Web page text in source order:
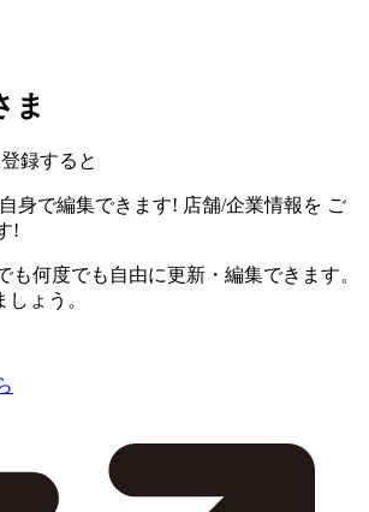
ま
録すると
身で編集できます! 店舗/企業情報を ご
!
も何度でも自由に更新・編集できます。
ょう。